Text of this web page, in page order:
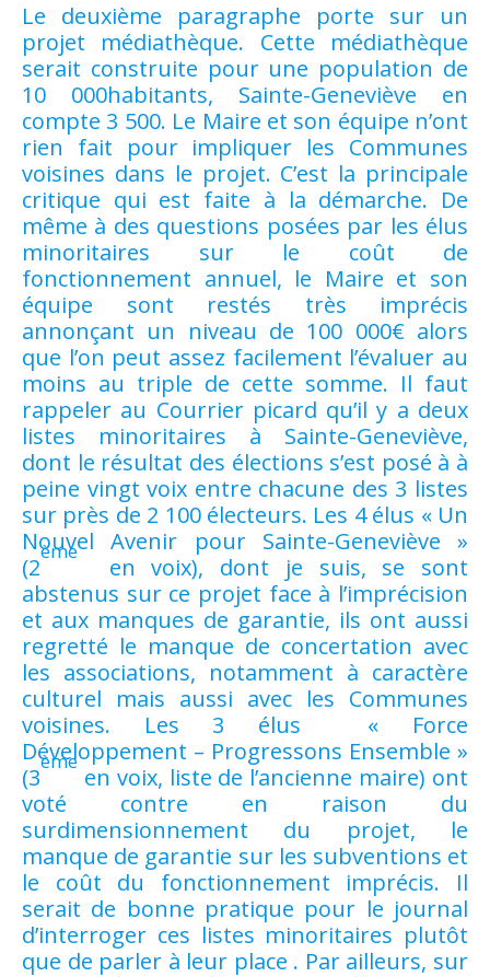
Le deuxième paragraphe porte sur un
projet médiathèque. Cette médiathèque
serait construite pour une population de
10 000habitants, Sainte-Geneviève en
compte 3 500. Le Maire et son équipe n’ont
rien fait pour impliquer les Communes
voisines dans le projet. C’est la principale
critique qui est faite à la démarche. De
même à des questions posées par les élus
minoritaires sur le coût de
fonctionnement annuel, le Maire et son
équipe sont restés très imprécis
annonçant un niveau de 100 000€ alors
que l’on peut assez facilement l’évaluer au
moins au triple de cette somme. Il faut
rappeler au Courrier picard qu’il y a deux
listes minoritaires à Sainte-Geneviève,
dont le résultat des élections s’est posé à à
peine vingt voix entre chacune des 3 listes
sur près de 2 100 électeurs. Les 4 élus « Un
Nouvel Avenir pour Sainte-Geneviève »
(2
ème
en voix), dont je suis, se sont
abstenus sur ce projet face à l’imprécision
et aux manques de garantie, ils ont aussi
regretté le manque de concertation avec
les associations, notamment à caractère
culturel mais aussi avec les Communes
voisines. Les 3 élus « Force
Développement – Progressons Ensemble »
(3
ème
en voix, liste de l’ancienne maire) ont
voté contre en raison du
surdimensionnement du projet, le
manque de garantie sur les subventions et
le coût du fonctionnement imprécis. Il
serait de bonne pratique pour le journal
d’interroger ces listes minoritaires plutôt
que de parler à leur place . Par ailleurs, sur